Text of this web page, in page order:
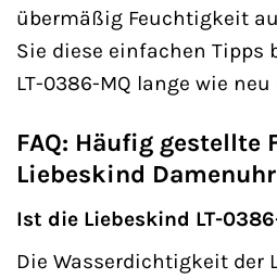
übermäßig Feuchtigkeit
Sie diese einfachen Tipps
LT-0386-MQ lange wie
FAQ: Häufig gestellte
Liebeskind
Ist die Liebeskind LT-
Die Wasserdichtigkeit der